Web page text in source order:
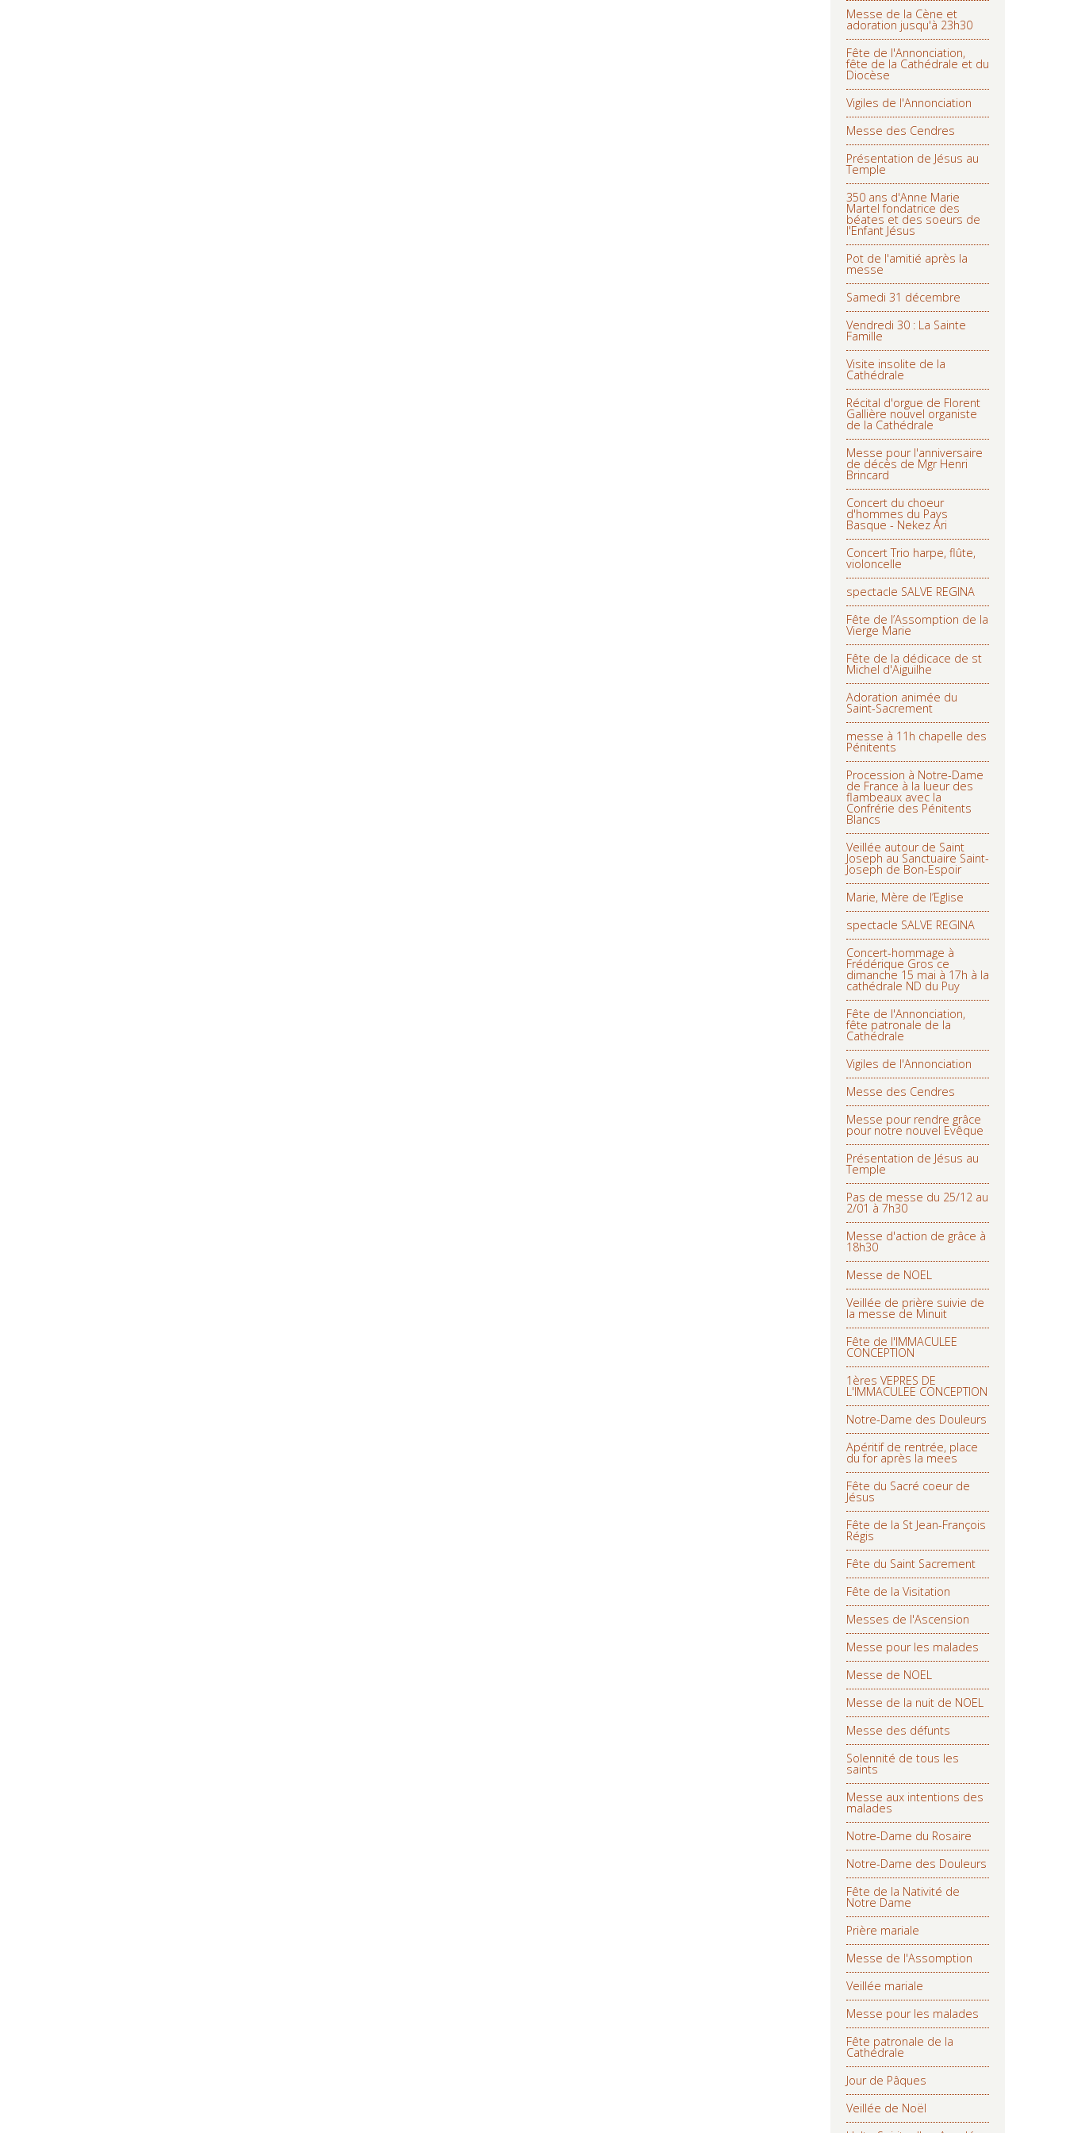
Messe de la Cène et
adoration jusqu'à 23h30
Fête de l'Annonciation,
fête de la Cathédrale et du
Diocèse
Vigiles de l'Annonciation
Messe des Cendres
Présentation de Jésus au
Temple
350 ans d'Anne Marie
Martel fondatrice des
béates et des soeurs de
l'Enfant Jésus
Pot de l'amitié après la
messe
Samedi 31 décembre
Vendredi 30 : La Sainte
Famille
Visite insolite de la
Cathédrale
Récital d'orgue de Florent
Gallière nouvel organiste
de la Cathédrale
Messe pour l'anniversaire
de décès de Mgr Henri
Brincard
Concert du choeur
d'hommes du Pays
Basque - Nekez Ari
Concert Trio harpe, flûte,
violoncelle
spectacle SALVE REGINA
Fête de l’Assomption de la
Vierge Marie
Fête de la dédicace de st
Michel d'Aiguilhe
Adoration animée du
Saint-Sacrement
messe à 11h chapelle des
Pénitents
Procession à Notre-Dame
de France à la lueur des
flambeaux avec la
Confrérie des Pénitents
Blancs
Veillée autour de Saint
Joseph au Sanctuaire Saint-
Joseph de Bon-Espoir
Marie, Mère de l’Eglise
spectacle SALVE REGINA
Concert-hommage à
Frédérique Gros ce
dimanche 15 mai à 17h à la
cathédrale ND du Puy
Fête de l'Annonciation,
fête patronale de la
Cathédrale
Vigiles de l'Annonciation
Messe des Cendres
Messe pour rendre grâce
pour notre nouvel Evêque
Présentation de Jésus au
Temple
Pas de messe du 25/12 au
2/01 à 7h30
Messe d'action de grâce à
18h30
Messe de NOEL
Veillée de prière suivie de
la messe de Minuit
Fête de l'IMMACULEE
CONCEPTION
1ères VEPRES DE
L'IMMACULEE CONCEPTION
Notre-Dame des Douleurs
Apéritif de rentrée, place
du for après la mees
Fête du Sacré coeur de
Jésus
Fête de la St Jean-François
Régis
Fête du Saint Sacrement
Fête de la Visitation
Messes de l'Ascension
Messe pour les malades
Messe de NOEL
Messe de la nuit de NOEL
Messe des défunts
Solennité de tous les
saints
Messe aux intentions des
malades
Notre-Dame du Rosaire
Notre-Dame des Douleurs
Fête de la Nativité de
Notre Dame
Prière mariale
Messe de l'Assomption
Veillée mariale
Messe pour les malades
Fête patronale de la
Cathédrale
Jour de Pâques
Veillée de Noël